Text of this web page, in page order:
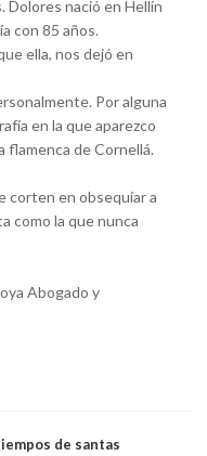
Dolores nació en Hellín
con 85 años.
ella, nos dejó en
Por alguna
en la que aparezco
flamenca de Cornellá.
corten en obsequiar a
como la que nunca
Abogado y
de santas